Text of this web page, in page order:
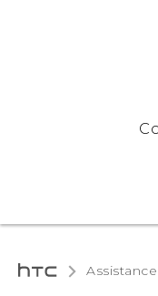
Assistance